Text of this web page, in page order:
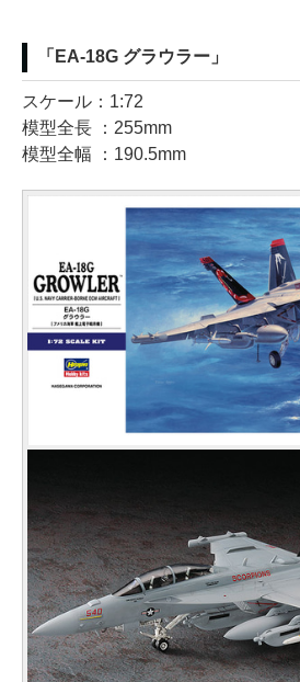
「EA-18G グラウラー」
スケール：1:72
模型全長 ：255mm
模型全幅 ：190.5mm